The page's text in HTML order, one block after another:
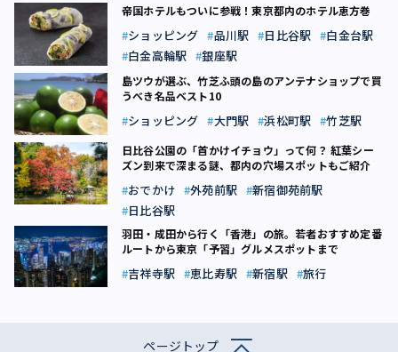
帝国ホテルもついに参戦！東京都内のホテル恵方巻
ショッピング 品川駅 日比谷駅
白金台駅
白金高輪駅
銀座駅
島ツウが選ぶ、竹芝ふ頭の島のアンテナショップで買
うべき名品ベスト10
ショッピング 大門駅 浜松町駅 竹芝駅
日比谷公園の「首かけイチョウ」って何？ 紅葉シー
ズン到来で深まる謎、都内の穴場スポットもご紹介
おでかけ 外苑前駅
新宿御苑前駅
日比谷駅
羽田・成田から行く「香港」の旅。若者おすすめ定番
ルートから東京「予習」グルメスポットまで
吉祥寺駅 恵比寿駅 新宿駅 旅行
ページトップ